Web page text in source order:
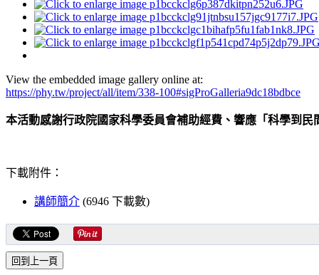
View the embedded image gallery online at:
https://phy.tw/project/all/item/338-100#sigProGalleria9dc18bdbce
本活動感謝行政院國家科學委員會補助經費、響應「科學到民
下載附件：
講師簡介 (6946 下載數)